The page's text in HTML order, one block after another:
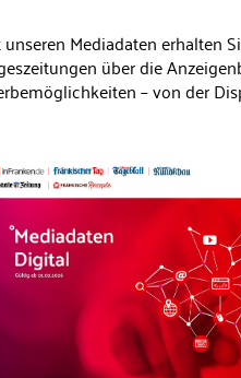
unseren Mediadaten erhalten
über die
– von der